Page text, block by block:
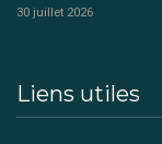
30 juillet 2026
Liens utiles